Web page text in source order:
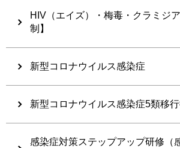
HIV（エイズ）・梅毒・クラミジ
制】
新型コロナウイルス感染症
新型コロナウイルス感染症5類移
感染症対策ステップアップ研修（